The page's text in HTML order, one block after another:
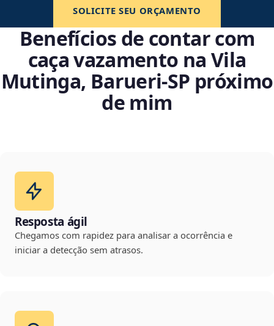
SOLICITE SEU ORÇAMENTO
Benefícios de contar com
caça vazamento na Vila
Mutinga, Barueri‑SP próximo
de mim
Resposta ágil
Chegamos com rapidez para analisar a ocorrência e
iniciar a detecção sem atrasos.